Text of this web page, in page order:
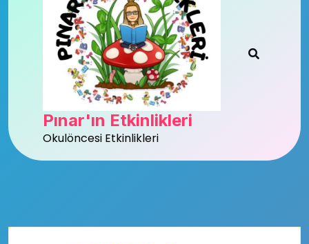
Pınar'ın Etkinlikleri
Okulöncesi Etkinlikleri